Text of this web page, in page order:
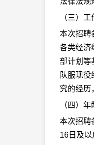
（三）
本次招聘
各类经济
部计划等
队服现
究的经历
（四）
本次招聘
16日及以